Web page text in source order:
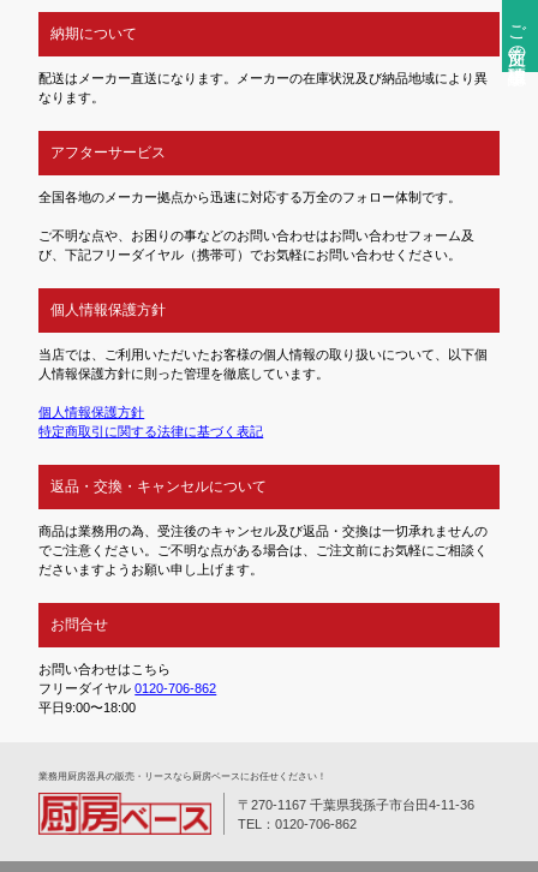
ご注文前の確認事項
納期について
配送はメーカー直送になります。メーカーの在庫状況及び納品地域により異
なります。
アフターサービス
全国各地のメーカー拠点から迅速に対応する万全のフォロー体制です。
ご不明な点や、お困りの事などのお問い合わせはお問い合わせフォーム及
び、下記フリーダイヤル（携帯可）でお気軽にお問い合わせください。
個人情報保護方針
当店では、ご利用いただいたお客様の個人情報の取り扱いについて、以下個
人情報保護方針に則った管理を徹底しています。
個人情報保護方針
特定商取引に関する法律に基づく表記
返品・交換・キャンセルについて
商品は業務用の為、受注後のキャンセル及び返品・交換は一切承れませんの
でご注意ください。ご不明な点がある場合は、ご注文前にお気軽にご相談く
ださいますようお願い申し上げます。
お問合せ
お問い合わせはこちら
フリーダイヤル0120-706-862
平日9:00〜18:00
業務⽤厨房器具の販売・リースなら厨房ベースにお任せください！
〒270-1167 千葉県我孫子市台田4-11-36
TEL：0120-706-862